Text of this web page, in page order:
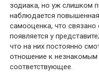
зодиака, но уж слишком
наблюдается
самооценка, что связано
появляется у
что на них постоянно
отношение к
соответствующее.